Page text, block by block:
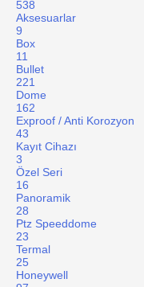
538
Aksesuarlar
9
Box
11
Bullet
221
Dome
162
Exproof / Anti Korozyon
43
Kayıt Cihazı
3
Özel Seri
16
Panoramik
28
Ptz Speeddome
23
Termal
25
Honeywell